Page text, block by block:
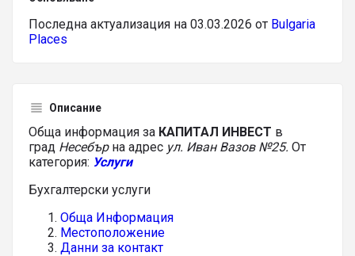
Последна актуализация на 03.03.2026 от Bulgaria
Places
Описание
Обща информация за КАПИТАЛ ИНВЕСТ в
град Несебър на адрес ул. Иван Вазов №25. От
категория: Услуги
Бухгалтерски услуги
Обща Информация
Местоположение
Данни за контакт